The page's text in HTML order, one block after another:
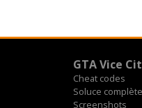
GTA Vice
Cheat codes
Soluce complète
Screenshots